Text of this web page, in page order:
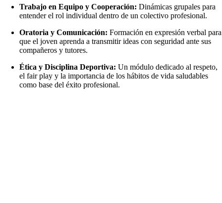
Trabajo en Equipo y Cooperación: Dinámicas grupales para
entender el rol individual dentro de un colectivo profesional.
Oratoria y Comunicación: Formación en expresión verbal para
que el joven aprenda a transmitir ideas con seguridad ante sus
compañeros y tutores.
Ética y Disciplina Deportiva: Un módulo dedicado al respeto,
el fair play y la importancia de los hábitos de vida saludables
como base del éxito profesional.